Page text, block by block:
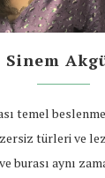
Sinem
temel
türleri ve
burası aynı